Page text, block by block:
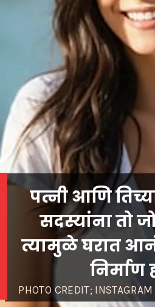
PHOTO CREDIT; INSTAGRAM
पत्नी आणि
सदस्यांना तो
त्यामुळे घरात
निर्माण